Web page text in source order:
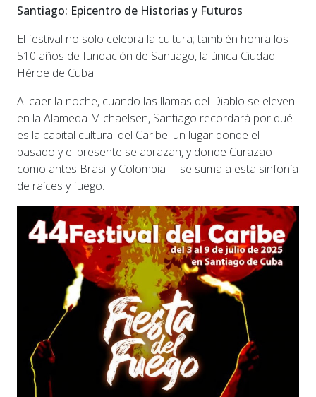
Santiago: Epicentro de Historias y Futuros
El festival no solo celebra la cultura; también honra los
510 años de fundación de Santiago, la única Ciudad
Héroe de Cuba.
Al caer la noche, cuando las llamas del Diablo se eleven
en la Alameda Michaelsen, Santiago recordará por qué
es la capital cultural del Caribe: un lugar donde el
pasado y el presente se abrazan, y donde Curazao —
como antes Brasil y Colombia— se suma a esta sinfonía
de raíces y fuego.